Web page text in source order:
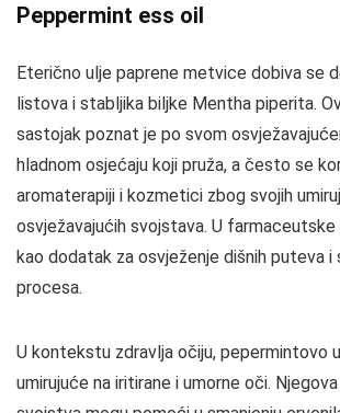
Peppermint ess oil
Eterično ulje paprene metvice dobiva se
listova i stabljika biljke Mentha piperita.
sastojak poznat je po svom
hladnom osjećaju koji pruža, a često se
aromaterapiji i kozmetici zbog svojih
osvježavajućih svojstava. U
kao dodatak za osvježenje dišnih puteva i
procesa.
U kontekstu zdravlja očiju, pepermintovo
umirujuće na iritirane i umorne oči.